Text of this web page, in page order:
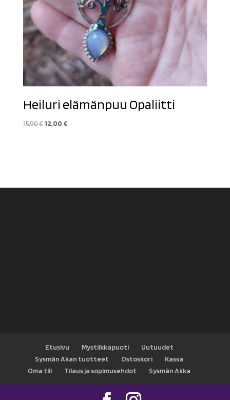
Heiluri elämänpuu Opaliitti
15,90€ Alkuperäinen
12,00 €Nykyinen
Etusivu Mystiikkapuoti
Uutuudet
Sysmän Akan tuotteet
Ostoskori
Kassa
Oma tili
Tilaus ja sopimusehdot Sysmän Akka